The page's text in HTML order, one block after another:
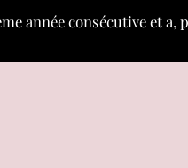
année consécutive et